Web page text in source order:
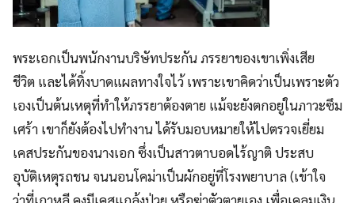
พระเอกเป็นพนักงานบริษัทประกัน ภรรยาของเขาเพิ่งเสีย
ชีวิต และได้ทิ้งบาดแผลทางใจไว้ เพราะเขาคิดว่าเป็นเพราะตัว
เองเป็นต้นเหตุที่ทำให้ภรรยาต้องตาย แม้จะยังตกอยู่ในภาวะซึม
เศร้า เขาก็ยังต้องไปทำงาน ได้รับมอบหมายให้ไปตรวจเยี่ยม
เคสประกันของนางเอก ซึ่งเป็นสาวตาบอดไร้ญาติ ประสบ
อุบัติเหตุรถชน จนนอนโคม่าเป็นผักอยู่ที่โรงพยาบาล (เข้าใจ